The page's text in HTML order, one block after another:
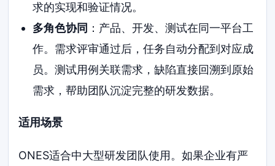
求的实现和验证情况。
多角色协同 ：产品、开发、测试在同一平台工
作。需求评审通过后，任务自动分配到对应成
员。测试用例关联需求，缺陷直接回溯到原始
需求，帮助团队沉淀完整的研发数据。
适用场景
ONES适合中大型研发团队使用。如果企业有严